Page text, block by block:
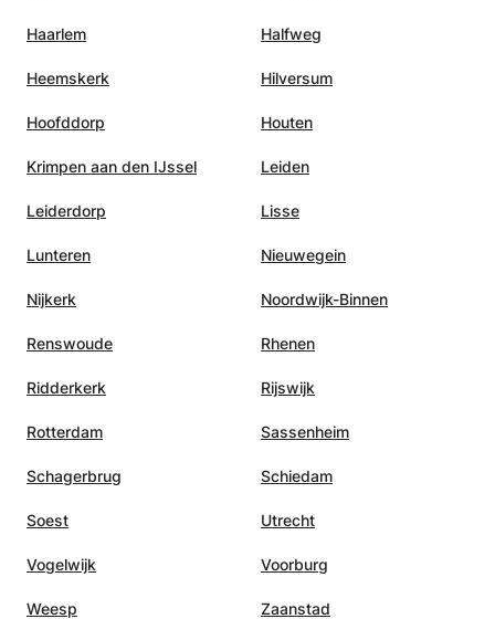
Haarlem Halfweg
Heemskerk Hilversum
Hoofddorp Houten
Krimpen aan den IJssel Leiden
Leiderdorp Lisse
Lunteren Nieuwegein
Nijkerk Noordwijk-Binnen
Renswoude Rhenen
Ridderkerk Rijswijk
Rotterdam Sassenheim
Schagerbrug Schiedam
Soest Utrecht
Vogelwijk Voorburg
Weesp Zaanstad